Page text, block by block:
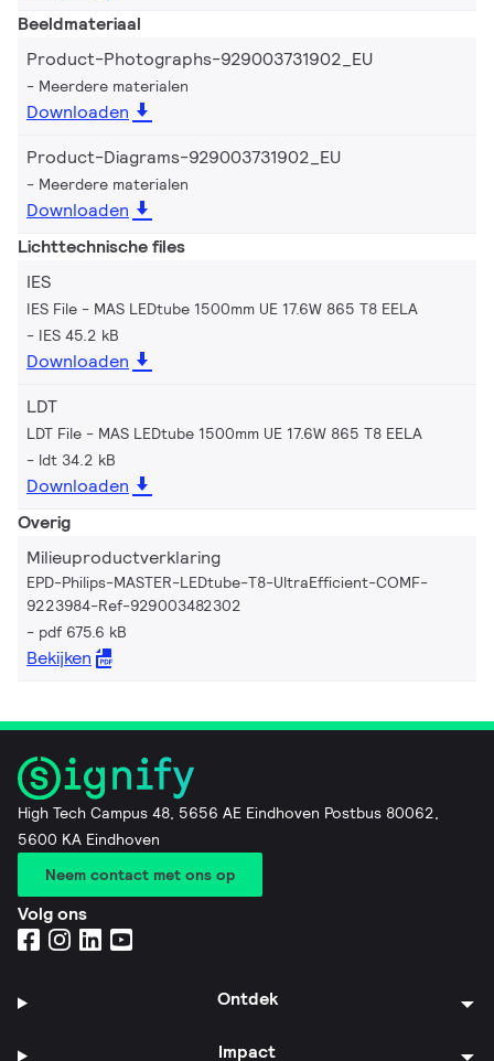
Beeldmateriaal
Product-Photographs-929003731902_EU
Meerdere materialen
Downloaden
Product-Diagrams-929003731902_EU
Meerdere materialen
Downloaden
Lichttechnische files
IES
IES File - MAS LEDtube 1500mm UE 17.6W 865 T8 EELA
IES 45.2 kB
Downloaden
LDT
LDT File - MAS LEDtube 1500mm UE 17.6W 865 T8 EELA
ldt 34.2 kB
Downloaden
Overig
Milieuproductverklaring
EPD-Philips-MASTER-LEDtube-T8-UltraEfficient-COMF-
9223984-Ref-929003482302
pdf 675.6 kB
Bekijken
High Tech Campus 48, 5656 AE Eindhoven Postbus 80062,
5600 KA Eindhoven
Neem contact met ons op
Volg ons
Ontdek
Impact